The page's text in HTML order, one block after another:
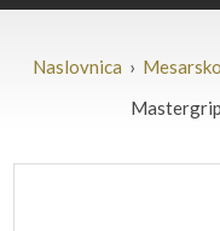
Naslovnica ›